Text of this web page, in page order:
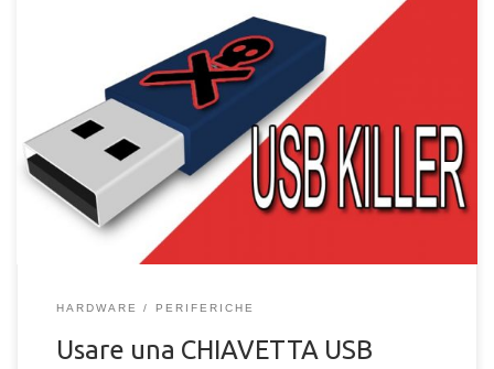
Posso usare una chiavetta USB trovata per terra? USB Killer:
cosa sapere prima di usare una USB Pen trovata per strada
HARDWARE PERIFERICHE
Usare una CHIAVETTA USB